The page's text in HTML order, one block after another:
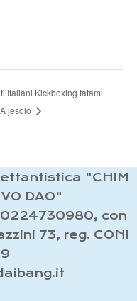
Italiani Kickboxing tatami
jesolo
"CHIM
DAO"
0224730980, con
73, reg. CONI